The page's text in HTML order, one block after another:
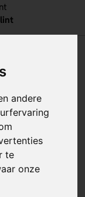
andere
te
onze